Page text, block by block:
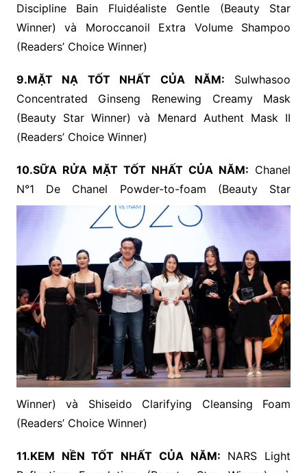
Discipline Bain Fluidéaliste Gentle (Beauty Star
Winner) và Moroccanoil Extra Volume Shampoo
(Readers’ Choice Winner)
9.MẶT NẠ TỐT NHẤT CỦA NĂM: Sulwhasoo
Concentrated Ginseng Renewing Creamy Mask
(Beauty Star Winner) và Menard Authent Mask II
(Readers’ Choice Winner)
10.SỮA RỬA MẶT TỐT NHẤT CỦA NĂM: Chanel
N°1 De Chanel Powder-to-foam (Beauty Star
Winner) và Shiseido Clarifying Cleansing Foam
(Readers’ Choice Winner)
11.KEM NỀN TỐT NHẤT CỦA NĂM: NARS Light